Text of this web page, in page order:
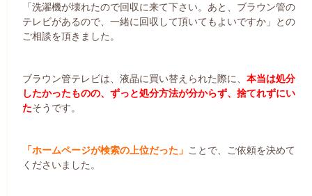
「洗濯機が壊れたので回収に来て下さい。あと、ブラウン管の
テレビがあるので、一緒に回収して頂いてもよいですか」との
ご相談を頂きました。
ブラウン管テレビは、液晶に買い替えられた際に、 本当は処分
したかったものの、ずっと処分方法が分からず、捨てれずにい
たそうです。
「ホームページが検索の上位だった」 ことで、ご依頼を決めて
くださいました。